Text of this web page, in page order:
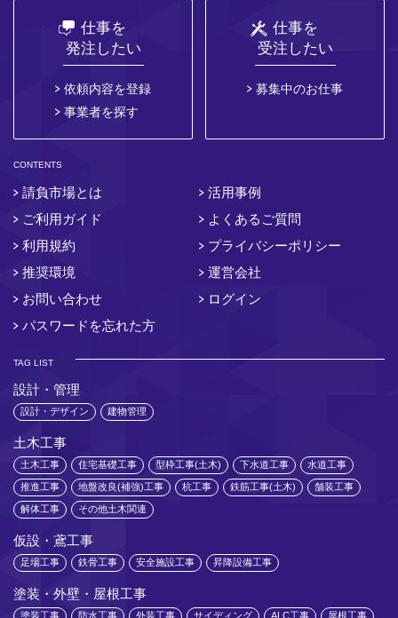
仕事を
発注したい
依頼内容を登録
事業者を探す
仕事を
受注したい
募集中のお仕事
CONTENTS
請負市場とは
活用事例
ご利用ガイド
よくあるご質問
利用規約
プライバシーポリシー
推奨環境
運営会社
お問い合わせ
ログイン
パスワードを忘れた方
TAG LIST
設計・管理
設計・デザイン 建物管理
土木工事
土木工事 住宅基礎工事 型枠工事(土木) 下水道工事 水道工事
推進工事 地盤改良(補強)工事 杭工事 鉄筋工事(土木) 舗装工事
解体工事 その他土木関連
仮設・鳶工事
足場工事 鉄骨工事 安全施設工事 昇降設備工事
塗装・外壁・屋根工事
塗装工事 防水工事 外装工事 サイディング ALC工事 屋根工事